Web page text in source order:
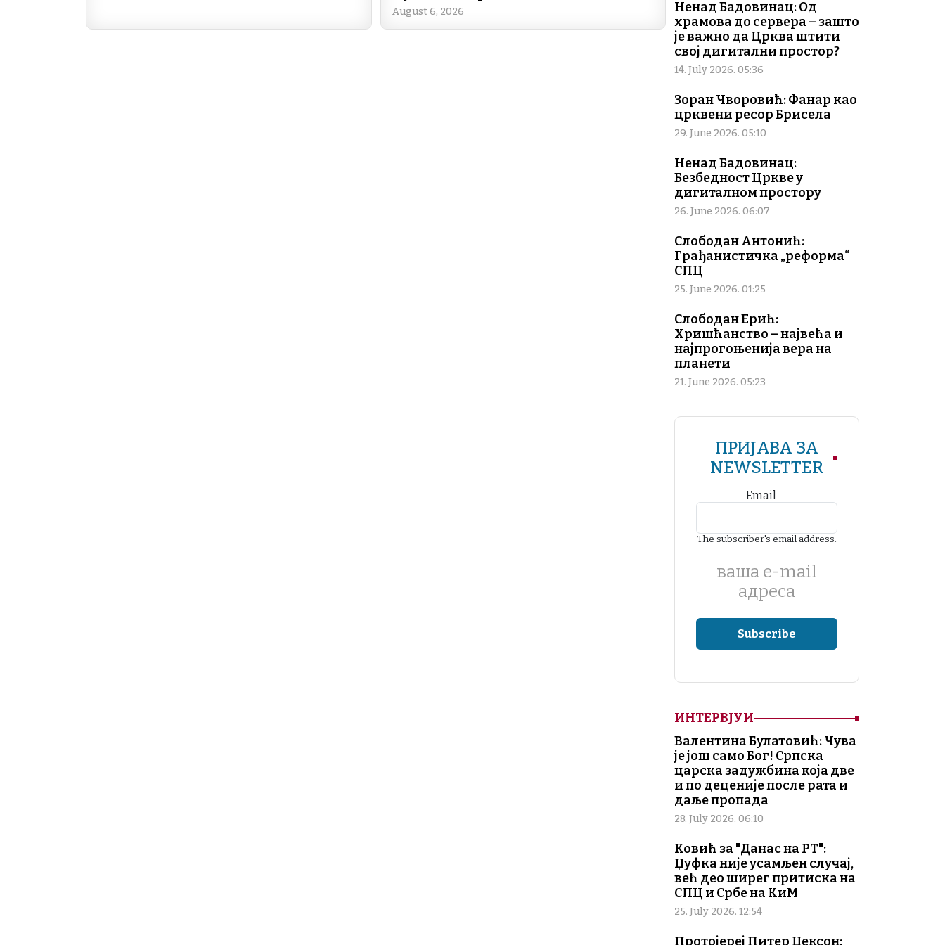
August 6, 2026
Ненад Бадовинац: Од
храмова до сервера – зашто
је важно да Црква штити
свој дигитални простор?
14. July 2026. 05:36
Зоран Чворовић: Фанар као
црквени ресор Брисела
29. June 2026. 05:10
Ненад Бадовинац:
Безбедност Цркве у
дигиталном простору
26. June 2026. 06:07
Слободан Антонић:
Грађанистичка „реформа“
СПЦ
25. June 2026. 01:25
Слободан Ерић:
Хришћанство – највећа и
најпрогоњенија вера на
планети
21. June 2026. 05:23
ПРИЈАВА ЗА
NEWSLETTER
Email
The subscriber's email address.
ваша е-mail
адреса
ИНТЕРВЈУИ
Валентина Булатовић: Чува
је још само Бог! Српска
царска задужбина која две
и по деценије после рата и
даље пропада
28. July 2026. 06:10
Ковић за "Данас на РТ":
Џуфка није усамљен случај,
већ део ширег притиска на
СПЦ и Србе на КиМ
25. July 2026. 12:54
Протојереј Питер Џексон: